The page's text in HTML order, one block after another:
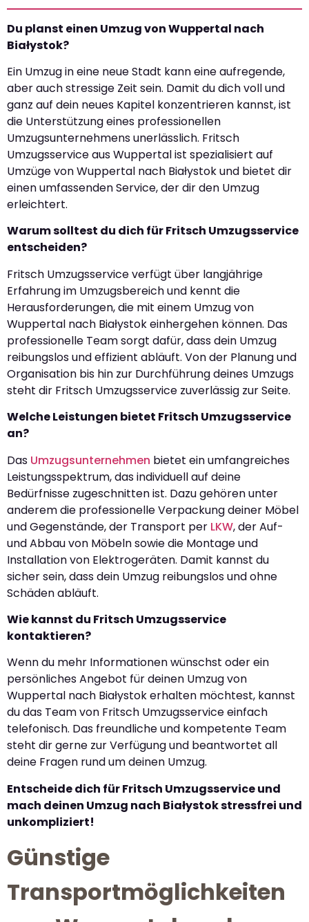
Du planst einen Umzug von Wuppertal nach
Białystok?
Ein Umzug in eine neue Stadt kann eine aufregende,
aber auch stressige Zeit sein. Damit du dich voll und
ganz auf dein neues Kapitel konzentrieren kannst, ist
die Unterstützung eines professionellen
Umzugsunternehmens unerlässlich. Fritsch
Umzugsservice aus Wuppertal ist spezialisiert auf
Umzüge von Wuppertal nach Białystok und bietet dir
einen umfassenden Service, der dir den Umzug
erleichtert.
Warum solltest du dich für Fritsch Umzugsservice
entscheiden?
Fritsch Umzugsservice verfügt über langjährige
Erfahrung im Umzugsbereich und kennt die
Herausforderungen, die mit einem Umzug von
Wuppertal nach Białystok einhergehen können. Das
professionelle Team sorgt dafür, dass dein Umzug
reibungslos und effizient abläuft. Von der Planung und
Organisation bis hin zur Durchführung deines Umzugs
steht dir Fritsch Umzugsservice zuverlässig zur Seite.
Welche Leistungen bietet Fritsch Umzugsservice
an?
Das Umzugsunternehmen bietet ein umfangreiches
Leistungsspektrum, das individuell auf deine
Bedürfnisse zugeschnitten ist. Dazu gehören unter
anderem die professionelle Verpackung deiner Möbel
und Gegenstände, der Transport per LKW, der Auf-
und Abbau von Möbeln sowie die Montage und
Installation von Elektrogeräten. Damit kannst du
sicher sein, dass dein Umzug reibungslos und ohne
Schäden abläuft.
Wie kannst du Fritsch Umzugsservice
kontaktieren?
Wenn du mehr Informationen wünschst oder ein
persönliches Angebot für deinen Umzug von
Wuppertal nach Białystok erhalten möchtest, kannst
du das Team von Fritsch Umzugsservice einfach
telefonisch. Das freundliche und kompetente Team
steht dir gerne zur Verfügung und beantwortet all
deine Fragen rund um deinen Umzug.
Entscheide dich für Fritsch Umzugsservice und
mach deinen Umzug nach Białystok stressfrei und
unkompliziert!
Günstige
Transportmöglichkeiten